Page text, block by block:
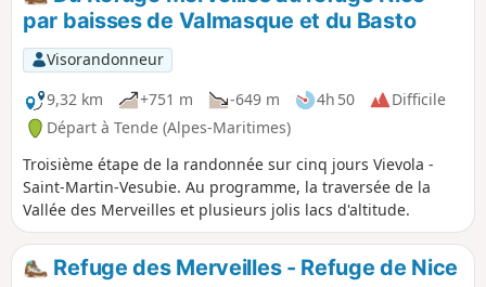
découvrez de nombreux vestiges
militaires. Notamment sur l'Authion, où
eut lieu une des dernières batailles de
France qui a causé la mort de 273
soldats français quelques semaines
avant l'armistice du 8 mai 1945. Le
panorama y est fabuleux.
par baisses de Valmasque et du Basto
Visorandonneur
9,32 km
+751 m -649 m 4h 50
Difficile
Départ à Tende (Alpes-Maritimes)
Troisième étape de la randonnée sur cinq jours Vievola -
Saint-Martin-Vesubie. Au programme, la traversée de la
Vallée des Merveilles et plusieurs jolis lacs d'altitude.
Refuge des Merveilles - Refuge de Nice